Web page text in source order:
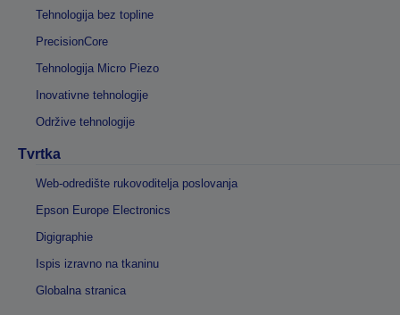
Tehnologija bez topline
PrecisionCore
Tehnologija Micro Piezo
Inovativne tehnologije
Održive tehnologije
Tvrtka
Web-odredište rukovoditelja poslovanja
Epson Europe Electronics
Digigraphie
Ispis izravno na tkaninu
Globalna stranica